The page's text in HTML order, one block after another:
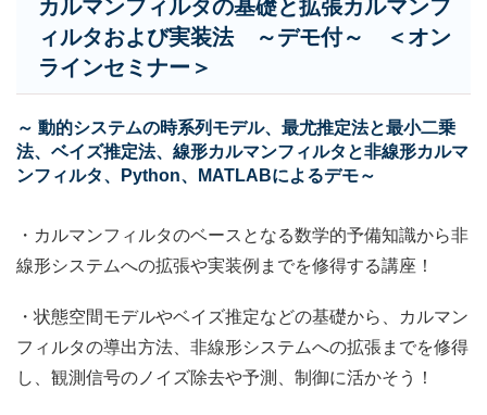
カルマンフィルタの基礎と拡張カルマンフ
ィルタおよび実装法 ～デモ付～ ＜オン
ラインセミナー＞
～ 動的システムの時系列モデル、最尤推定法と最小二乗
法、ベイズ推定法、線形カルマンフィルタと非線形カルマ
ンフィルタ、Python、MATLABによるデモ～
・カルマンフィルタのベースとなる数学的予備知識から非
線形システムへの拡張や実装例までを修得する講座！
・状態空間モデルやベイズ推定などの基礎から、カルマン
フィルタの導出方法、非線形システムへの拡張までを修得
し、観測信号のノイズ除去や予測、制御に活かそう！